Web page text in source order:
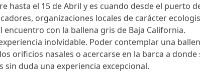
hasta el 15 de Abril y es cuando desde el puerto
organizaciones locales de carácter
con la ballena gris de Baja California.
inolvidable. Poder contemplar una
orificios nasales o acercarse en la barca a donde
sin duda una experiencia excepcional.